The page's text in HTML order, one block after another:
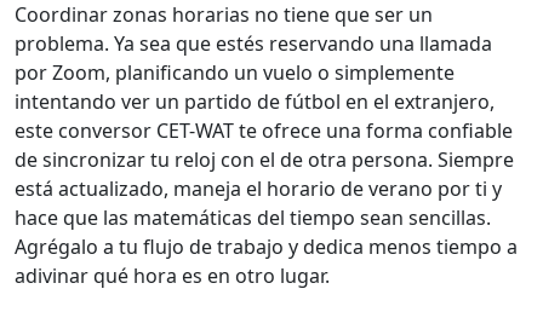
Coordinar zonas horarias no tiene que ser un
problema. Ya sea que estés reservando una llamada
por Zoom, planificando un vuelo o simplemente
intentando ver un partido de fútbol en el extranjero,
este conversor CET-WAT te ofrece una forma confiable
de sincronizar tu reloj con el de otra persona. Siempre
está actualizado, maneja el horario de verano por ti y
hace que las matemáticas del tiempo sean sencillas.
Agrégalo a tu flujo de trabajo y dedica menos tiempo a
adivinar qué hora es en otro lugar.